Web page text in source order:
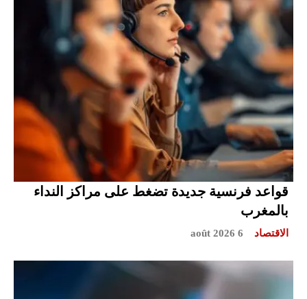
قواعد فرنسية جديدة تضغط على مراكز النداء
بالمغرب
الاقتصاد 6 août 2026